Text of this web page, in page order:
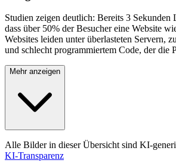
Studien zeigen deutlich: Bereits 3 Sekunden
dass über 50% der Besucher eine Website
Websites leiden unter überlasteten Servern,
und schlecht programmiertem Code, der die
sofortige Ergebnisse – langsame Websites
Ladegeschwindigkeit als wichtigen Ranking-
langsame Seiten in den Suchergebnissen
Unternehmen in Markgröningen bedeutet
finden.
Mehr anzeigen
Alle Bilder in dieser Übersicht sind KI-
KI-Transparenz